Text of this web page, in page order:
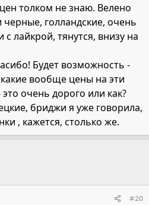
толком не знаю. Велено
голландские, очень
лайкрой, тянутся, внизу на
Будет возможность -
вообще цены на эти
очень дорого или как?
бриджи я уже говорила,
, кажется, столько же.
#20